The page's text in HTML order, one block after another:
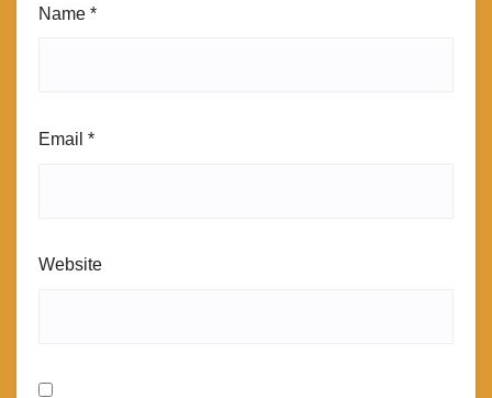
Name *
Email *
Website